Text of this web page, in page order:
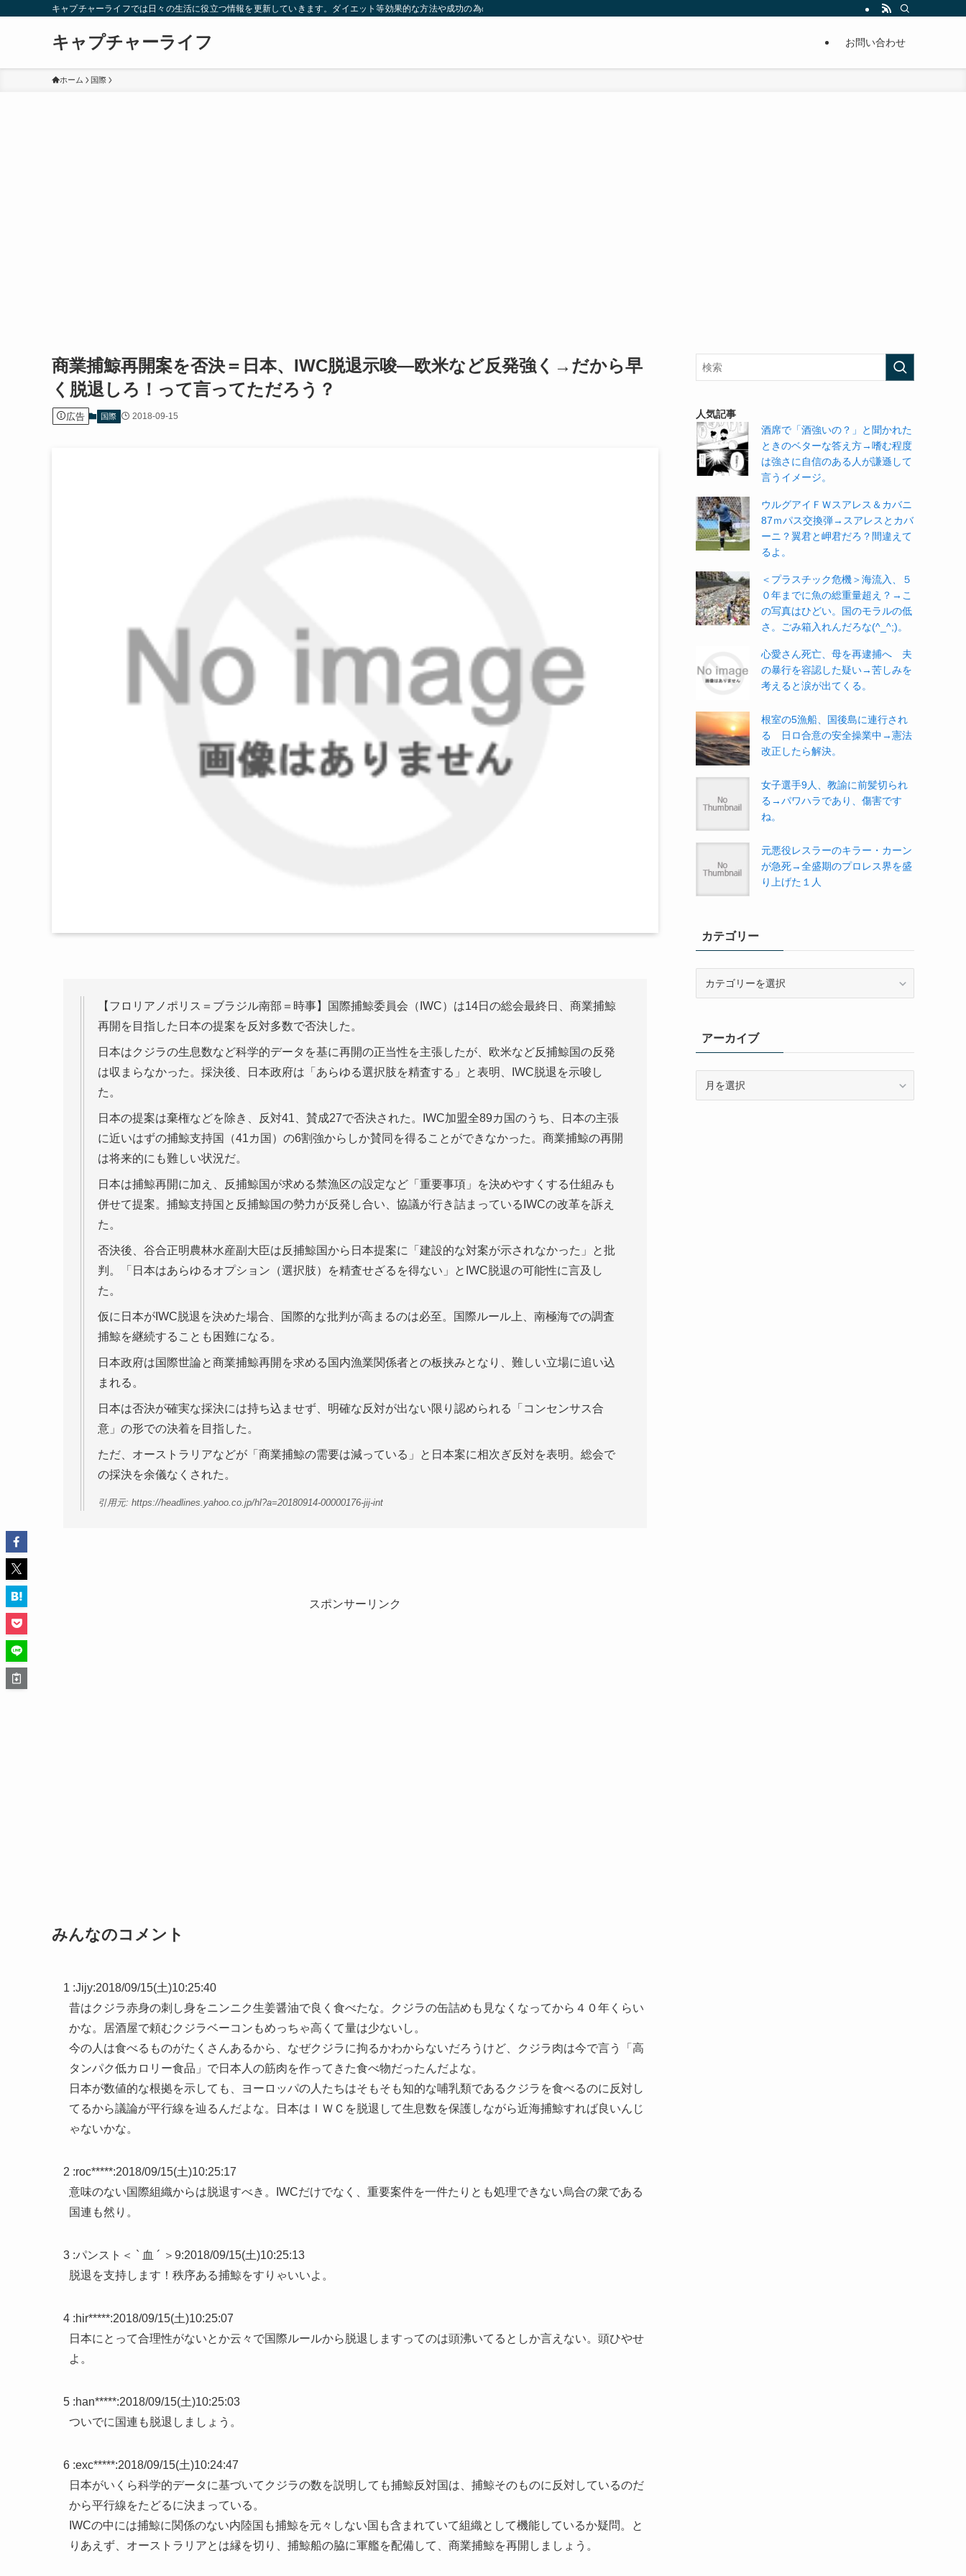
キャプチャーライフでは日々の生活に役立つ情報を更新していきます。ダイエット等効果的な方法や成功の為の秘訣等。太ったり悩んでいる方々が簡単に痩せることが出来るように分かりやすくまとめています。
キャプチャーライフ お問い合わせ
ホーム 国際
商業捕鯨再開案を否決＝日本、IWC脱退示唆―欧米など反発強く→だから早
く脱退しろ！って言ってただろう？
広告 国際 2018-09-15
【フロリアノポリス＝ブラジル南部＝時事】国際捕鯨委員会（IWC）は14日の総会最終日、商業捕鯨
再開を目指した日本の提案を反対多数で否決した。
日本はクジラの生息数など科学的データを基に再開の正当性を主張したが、欧米など反捕鯨国の反発
は収まらなかった。採決後、日本政府は「あらゆる選択肢を精査する」と表明、IWC脱退を示唆し
た。
日本の提案は棄権などを除き、反対41、賛成27で否決された。IWC加盟全89カ国のうち、日本の主張
に近いはずの捕鯨支持国（41カ国）の6割強からしか賛同を得ることができなかった。商業捕鯨の再開
は将来的にも難しい状況だ。
日本は捕鯨再開に加え、反捕鯨国が求める禁漁区の設定など「重要事項」を決めやすくする仕組みも
併せて提案。捕鯨支持国と反捕鯨国の勢力が反発し合い、協議が行き詰まっているIWCの改革を訴え
た。
否決後、谷合正明農林水産副大臣は反捕鯨国から日本提案に「建設的な対案が示されなかった」と批
判。「日本はあらゆるオプション（選択肢）を精査せざるを得ない」とIWC脱退の可能性に言及し
た。
仮に日本がIWC脱退を決めた場合、国際的な批判が高まるのは必至。国際ルール上、南極海での調査
捕鯨を継続することも困難になる。
日本政府は国際世論と商業捕鯨再開を求める国内漁業関係者との板挟みとなり、難しい立場に追い込
まれる。
日本は否決が確実な採決には持ち込ませず、明確な反対が出ない限り認められる「コンセンサス合
意」の形での決着を目指した。
ただ、オーストラリアなどが「商業捕鯨の需要は減っている」と日本案に相次ぎ反対を表明。総会で
の採決を余儀なくされた。
引用元: https://headlines.yahoo.co.jp/hl?a=20180914-00000176-jij-int
スポンサーリンク
みんなのコメント
1 :Jijy:2018/09/15(土)10:25:40
昔はクジラ赤身の刺し身をニンニク生姜醤油で良く食べたな。クジラの缶詰めも見なくなってから４０年くらい
かな。居酒屋で頼むクジラベーコンもめっちゃ高くて量は少ないし。
今の人は食べるものがたくさんあるから、なぜクジラに拘るかわからないだろうけど、クジラ肉は今で言う「高
タンパク低カロリー食品」で日本人の筋肉を作ってきた食べ物だったんだよな。
日本が数値的な根拠を示しても、ヨーロッパの人たちはそもそも知的な哺乳類であるクジラを食べるのに反対し
てるから議論が平行線を辿るんだよな。日本はＩＷＣを脱退して生息数を保護しながら近海捕鯨すれば良いんじ
ゃないかな。
2 :roc*****:2018/09/15(土)10:25:17
意味のない国際組織からは脱退すべき。IWCだけでなく、重要案件を一件たりとも処理できない烏合の衆である
国連も然り。
3 :パンスト＜ ` 血 ´ ＞9:2018/09/15(土)10:25:13
脱退を支持します！秩序ある捕鯨をすりゃいいよ。
4 :hir*****:2018/09/15(土)10:25:07
日本にとって合理性がないとか云々で国際ルールから脱退しますってのは頭沸いてるとしか言えない。頭ひやせ
よ。
5 :han*****:2018/09/15(土)10:25:03
ついでに国連も脱退しましょう。
6 :exc*****:2018/09/15(土)10:24:47
日本がいくら科学的データに基づいてクジラの数を説明しても捕鯨反対国は、捕鯨そのものに反対しているのだ
から平行線をたどるに決まっている。
IWCの中には捕鯨に関係のない内陸国も捕鯨を元々しない国も含まれていて組織として機能しているか疑問。と
りあえず、オーストラリアとは縁を切り、捕鯨船の脇に軍艦を配備して、商業捕鯨を再開しましょう。
人気記事
酒席で「酒強いの？」と聞かれた
ときのベターな答え方→嗜む程度
は強さに自信のある人が謙遜して
言うイメージ。
ウルグアイＦＷスアレス＆カバニ
87ｍパス交換弾→スアレスとカバ
ーニ？翼君と岬君だろ？間違えて
るよ。
＜プラスチック危機＞海流入、５
０年までに魚の総重量超え？→こ
の写真はひどい。国のモラルの低
さ。ごみ箱入れんだろな(^_^;)。
心愛さん死亡、母を再逮捕へ 夫
の暴行を容認した疑い→苦しみを
考えると涙が出てくる。
根室の5漁船、国後島に連行され
る 日ロ合意の安全操業中→憲法
改正したら解決。
女子選手9人、教諭に前髪切られ
る→パワハラであり、傷害です
ね。
元悪役レスラーのキラー・カーン
が急死→全盛期のプロレス界を盛
り上げた１人
カテゴリー
ーアーカイブ